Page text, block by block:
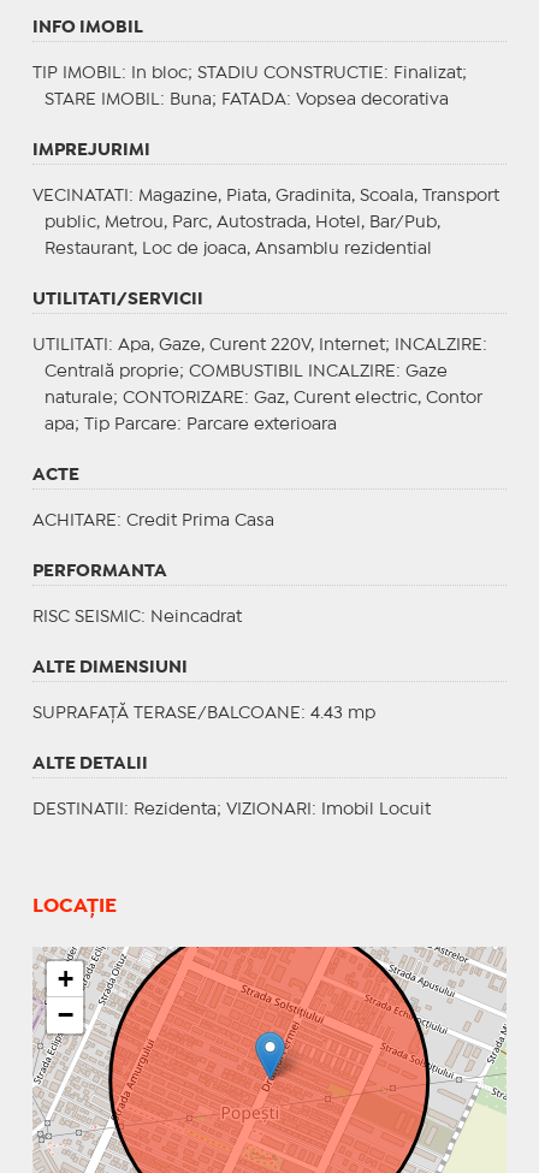
INFO IMOBIL
TIP IMOBIL : In bloc; STADIU CONSTRUCTIE : Finalizat;
STARE IMOBIL : Buna; FATADA: Vopsea decorativa
IMPREJURIMI
VECINATATI : Magazine, Piata, Gradinita, Scoala, Transport
public, Metrou, Parc, Autostrada, Hotel, Bar/Pub,
Restaurant, Loc de joaca, Ansamblu rezidential
UTILITATI/SERVICII
UTILITATI : Apa, Gaze, Curent 220V, Internet; INCALZIRE :
Centrală proprie; COMBUSTIBIL INCALZIRE : Gaze
naturale; CONTORIZARE : Gaz, Curent electric, Contor
apa;
Tip Parcare: Parcare exterioara
ACTE
ACHITARE : Credit Prima Casa
PERFORMANTA
RISC SEISMIC: Neincadrat
ALTE DIMENSIUNI
SUPRAFAȚĂ TERASE/BALCOANE: 4.43 mp
ALTE DETALII
DESTINATII : Rezidenta; VIZIONARI : Imobil Locuit
LOCAȚIE
+
−